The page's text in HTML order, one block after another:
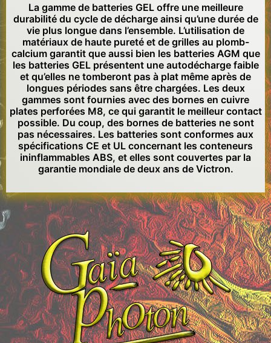
La gamme de batteries GEL offre une meilleure
durabilité du cycle de décharge ainsi qu’une durée de
vie plus longue dans l’ensemble. L’utilisation de
matériaux de haute pureté et de grilles au plomb-
calcium garantit que aussi bien les batteries AGM que
les batteries GEL présentent une autodécharge faible
et qu’elles ne tomberont pas à plat même après de
longues périodes sans être chargées. Les deux
gammes sont fournies avec des bornes en cuivre
plates perforées M8, ce qui garantit le meilleur contact
possible. Du coup, des bornes de batteries ne sont
pas nécessaires. Les batteries sont conformes aux
spécifications CE et UL concernant les conteneurs
ininflammables ABS, et elles sont couvertes par la
garantie mondiale de deux ans de Victron.